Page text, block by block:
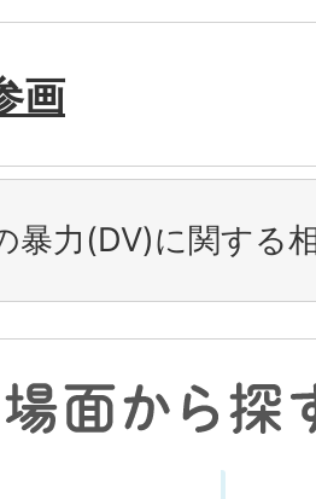
画
暴力(DV)に関する